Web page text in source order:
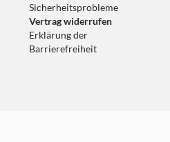
Sicherheitsprobleme
Vertrag widerrufen
Erklärung der
Barrierefreiheit